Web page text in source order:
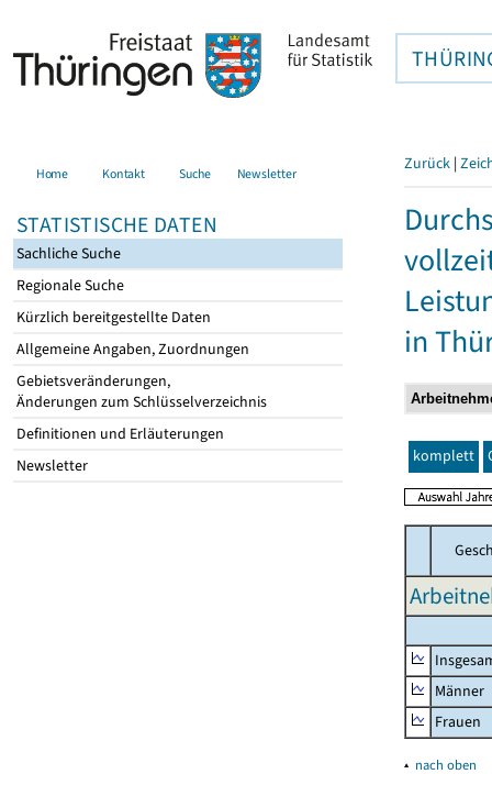
Home Kontakt Suche Newsletter
STATISTISCHE DATEN
Sachliche Suche
Regionale Suche
Kürzlich bereitgestellte Daten
Allgemeine Angaben, Zuordnungen
Gebietsveränderungen,
Änderungen zum Schlüsselverzeichnis
Definitionen und Erläuterungen
Newsletter
Zurück |
in
komplett
Männer
Frauen
▴ nach oben